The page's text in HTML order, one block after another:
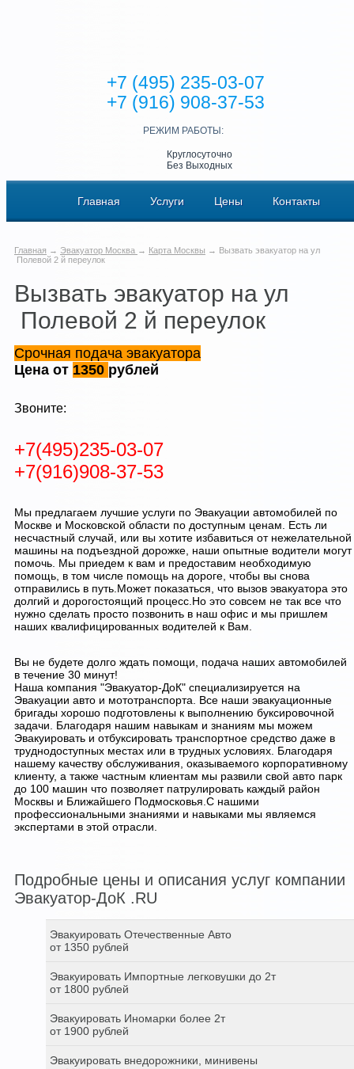
+7 (495) 235-03-07
+7 (916) 908-37-53
РЕЖИМ РАБОТЫ:
Круглосуточно
Без Выходных
Главная Услуги Цены Контакты
Главная → Эвакуатор Москва → Карта Москвы → Вызвать эвакуатор на ул
Полевой 2 й переулок
Вызвать эвакуатор на ул
Полевой 2 й переулок
Срочная подача эвакуатора
Цена от 1350 рублей
Звоните:
+7(495)235-03-07
+7(916)908-37-53
Мы предлагаем лучшие услуги по Эвакуации автомобилей по
Москве и Московской области по доступным ценам. Есть ли
несчастный случай, или вы хотите избавиться от нежелательной
машины на подъездной дорожке, наши опытные водители могут
помочь. Мы приедем к вам и предоставим необходимую
помощь, в том числе помощь на дороге, чтобы вы снова
отправились в путь.Может показаться, что вызов эвакуатора это
долгий и дорогостоящий процесс.Но это совсем не так все что
нужно сделать просто позвонить в наш офис и мы пришлем
наших квалифицированных водителей к Вам.
Вы не будете долго ждать помощи, подача наших автомобилей
в течение 30 минут!
Наша компания "Эвакуатор-ДоК" специализируется на
Эвакуации авто и мототранспорта. Все наши эвакуационные
бригады хорошо подготовлены к выполнению буксировочной
задачи. Благодаря нашим навыкам и знаниям мы можем
Эвакуировать и отбуксировать транспортное средство даже в
труднодоступных местах или в трудных условиях. Благодаря
нашему качеству обслуживания, оказываемого корпоративному
клиенту, а также частным клиентам мы развили свой авто парк
до 100 машин что позволяет патрулировать каждый район
Москвы и Ближайшего Подмосковья.С нашими
профессиональными знаниями и навыками мы являемся
экспертами в этой отрасли.
Подробные цены и описания услуг компании
Эвакуатор-ДоК .RU
Эвакуировать Отечественные Авто
от 1350 рублей
Эвакуировать Импортные легковушки до 2т
от 1800 рублей
Эвакуировать Иномарки более 2т
от 1900 рублей
Эвакуировать внедорожники, минивены